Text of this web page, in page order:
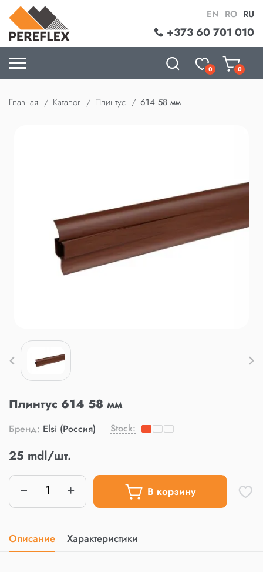
+373 60 701 010
EN RO RU
0 0
Главная Каталог Плинтус 614 58 мм
Плинтус 614 58 мм
Бренд: Elsi (Россия) Stock:
25 mdl/шт.
В корзину
Описание Характеристики